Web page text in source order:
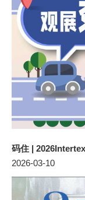
码住 |
2026-03-10